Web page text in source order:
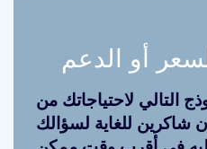
أو الدعم
التالي لاحتياجاتك من
شاكرين للغاية لسؤالك